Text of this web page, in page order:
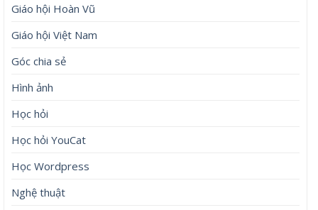
Giáo hội Hoàn Vũ
Giáo hội Việt Nam
Góc chia sẻ
Hình ảnh
Học hỏi
Học hỏi YouCat
Học Wordpress
Nghệ thuật